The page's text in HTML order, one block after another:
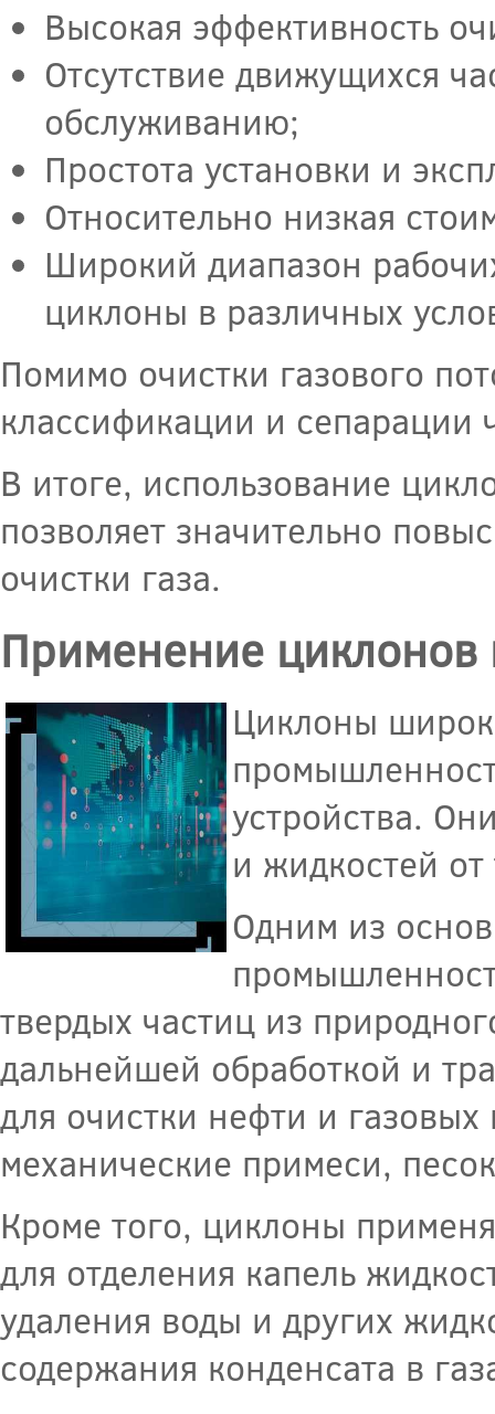
Высокая эффективность
Отсутствие движущихся
обслуживанию;
Простота установки и
Относительно низкая
Широкий диапазон
циклоны в различных
Помимо очистки газового
классификации и сепарации
В итоге, использование
позволяет значительно
очистки газа.
Применение циклонов
Циклоны
устройства.
и жидкостей
Одним из
твердых частиц из
дальнейшей обработкой и
для очистки нефти и
механические примеси,
Кроме того, циклоны
для отделения капель
удаления воды и других
содержания конденсата в